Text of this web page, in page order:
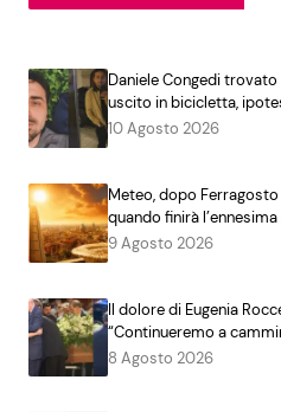
Daniele Congedi
uscito in bicicletta,
10 Agosto 2026
Meteo, dopo Ferragosto
quando finirà
9 Agosto 2026
Il dolore di Eugenia
“Continueremo a
8 Agosto 2026